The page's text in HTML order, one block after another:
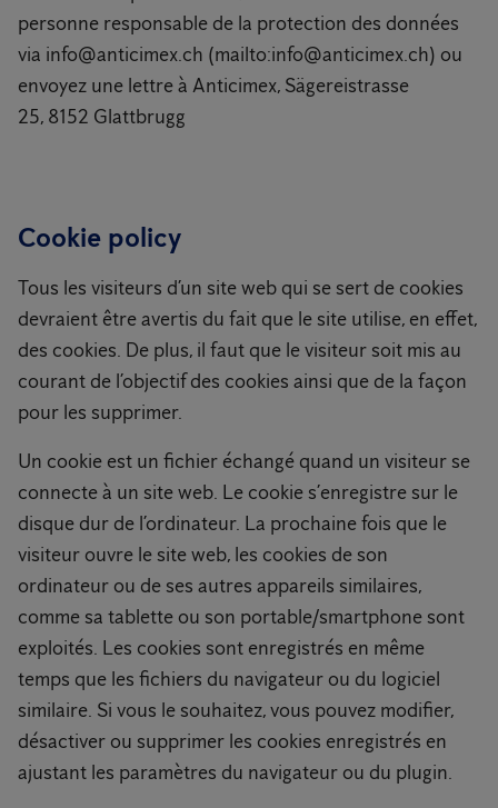
personne responsable de la protection des données
via info@anticimex.ch (mailto:info@anticimex.ch) ou
envoyez une lettre à Anticimex, Sägereistrasse
25, 8152 Glattbrugg
Cookie policy
Tous les visiteurs d’un site web qui se sert de cookies
devraient être avertis du fait que le site utilise, en effet,
des cookies. De plus, il faut que le visiteur soit mis au
courant de l’objectif des cookies ainsi que de la façon
pour les supprimer.
Un cookie est un fichier échangé quand un visiteur se
connecte à un site web. Le cookie s’enregistre sur le
disque dur de l’ordinateur. La prochaine fois que le
visiteur ouvre le site web, les cookies de son
ordinateur ou de ses autres appareils similaires,
comme sa tablette ou son portable/smartphone sont
exploités. Les cookies sont enregistrés en même
temps que les fichiers du navigateur ou du logiciel
similaire. Si vous le souhaitez, vous pouvez modifier,
désactiver ou supprimer les cookies enregistrés en
ajustant les paramètres du navigateur ou du plugin.